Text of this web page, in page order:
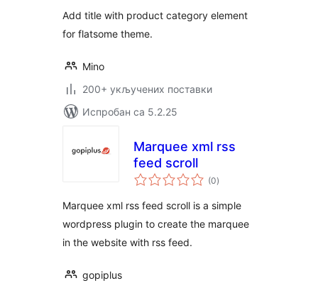
Add title with product category element
for flatsome theme.
Mino
200+ укључених поставки
Испробан са 5.2.25
Marquee xml rss
feed scroll
(0укупних
оцена
)
Marquee xml rss feed scroll is a simple
wordpress plugin to create the marquee
in the website with rss feed.
gopiplus